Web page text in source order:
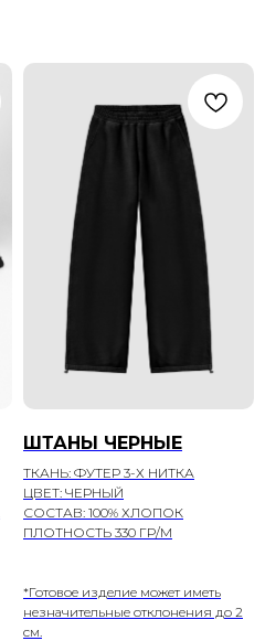
ШТАНЫ ЧЕРНЫЕ
ТКАНЬ: ФУТЕР 3-Х НИТКА
ЦВЕТ: ЧЕРНЫЙ
СОСТАВ: 100% ХЛОПОК
ПЛОТНОСТЬ 330 ГР/М
*Готовое изделие может иметь
незначительные отклонения до 2
см.